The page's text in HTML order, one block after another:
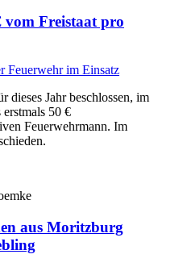
vom Freistaat pro
dieses Jahr beschlossen, im
50 €
Feuerwehrmann. Im
aus Moritzburg